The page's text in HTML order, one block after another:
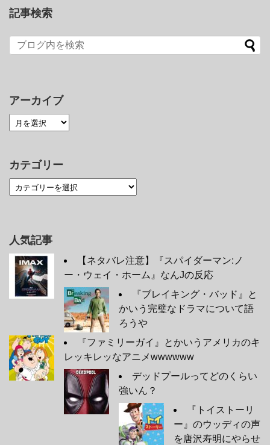
記事検索
アーカイブ
カテゴリー
人気記事
【ネタバレ注意】『スパイダーマン:ノ
ー・ウェイ・ホーム』なんJの反応
『ブレイキング・バッド』と
かいう完璧なドラマについて語
ろうや
『ファミリーガイ』とかいうアメリカのキ
レッキレッなアニメwwwwww
デッドプールってどのくらい
強いん？
『トイストーリ
ー』のウッディの声
を唐沢寿明にやらせ